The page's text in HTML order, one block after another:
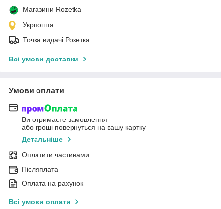
Магазини Rozetka
Укрпошта
Точка видачі Розетка
Всі умови доставки
Умови оплати
Ви отримаєте замовлення
або гроші повернуться на вашу картку
Детальніше
Оплатити частинами
Післяплата
Оплата на рахунок
Всі умови оплати